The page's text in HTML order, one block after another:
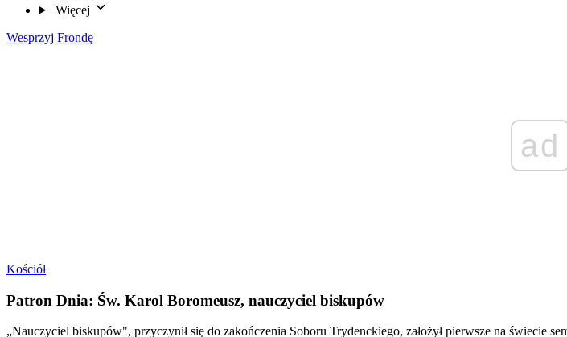
Więcej
Wesprzyj Frondę
ad
Kościół
Patron Dnia: Św. Karol Boromeusz, nauczyciel biskupów
„Nauczyciel biskupów", przyczynił się do zakończenia Soboru Trydenckiego, założył pierwsze na